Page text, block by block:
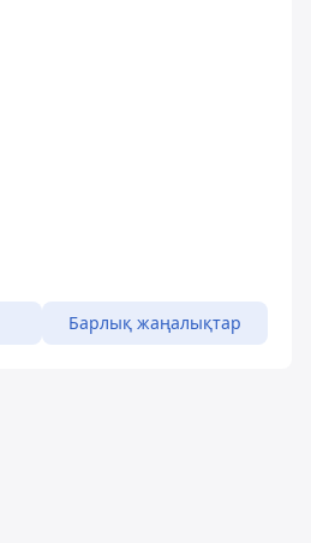
Барлық жаңалықтар